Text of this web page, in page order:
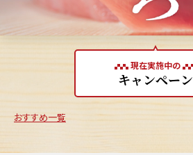
現在実施中の
キャンペーン
おすすめ一覧